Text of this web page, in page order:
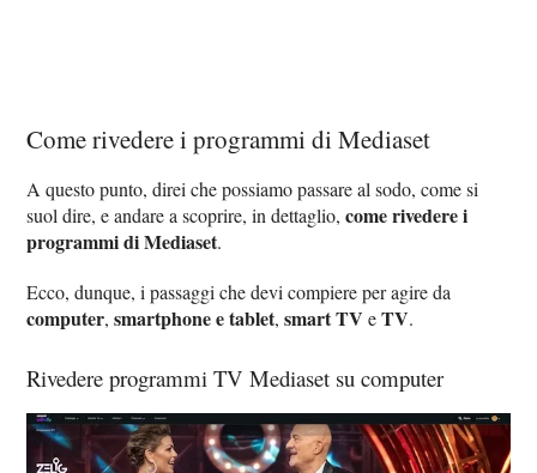
Come rivedere i programmi di Mediaset
A questo punto, direi che possiamo passare al sodo, come si
suol dire, e andare a scoprire, in dettaglio,come rivedere i
programmi di Mediaset.
Ecco, dunque, i passaggi che devi compiere per agire da
computer,smartphone e tablet,smart TV eTV.
Rivedere programmi TV Mediaset su computer